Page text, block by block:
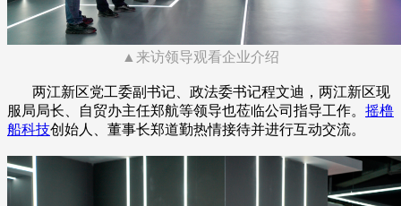
▲来访领导观看企业介绍
两江新区党工委副书记、政法委书记程文迪，两江新区现
服局局长、自贸办主任郑航等领导也莅临公司指导工作。 摇橹
船科技创始人、董事长郑道勤热情接待并进行互动交流。